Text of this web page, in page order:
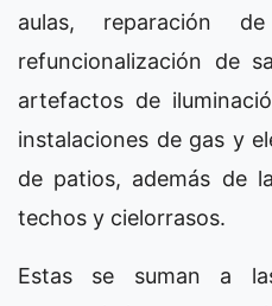
aulas, reparación
refuncionalización de
artefactos de
instalaciones de gas y
de patios, además de
techos y cielorrasos.
Estas se suman a